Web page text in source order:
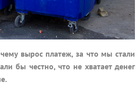
вырос платеж, за что мы стали
бы честно, что не хватает денег